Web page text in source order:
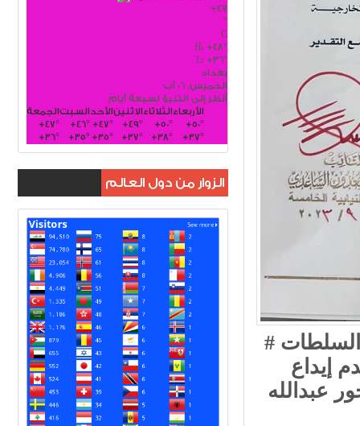
+47
°
C
H: +48°
L: +36°
بغداد
الخميس, 06 آب
أنظر إلى التنبؤ لسبعة أيام
الجمعةالسبتالأحدالاثنينالثلاثاءالأربعاء
+47° +46° +47° +49° +50° +50°
+36° +35°+35° +37° +38° +37°
الزوار من دول العالم